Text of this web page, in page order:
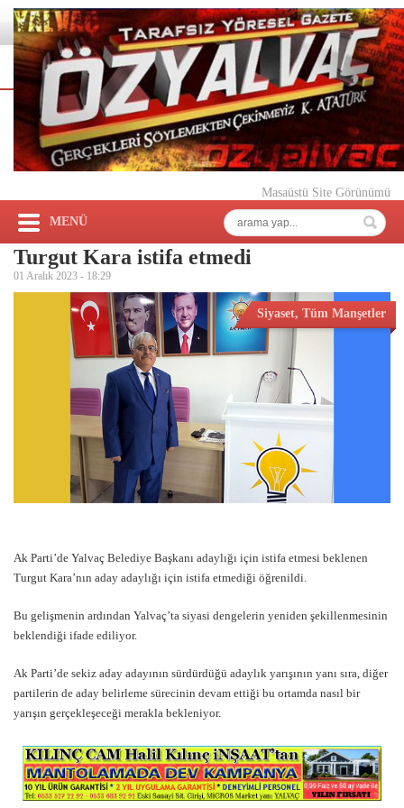
Masaüstü Site Görünümü
MENÜ
Turgut Kara istifa etmedi
01 Aralık 2023 - 18:29
Siyaset, Tüm Manşetler
Ak Parti’de Yalvaç Belediye Başkanı adaylığı için istifa etmesi beklenen
Turgut Kara’nın aday adaylığı için istifa etmediği öğrenildi.
Bu gelişmenin ardından Yalvaç’ta siyasi dengelerin yeniden şekillenmesinin
beklendiği ifade ediliyor.
Ak Parti’de sekiz aday adayının sürdürdüğü adaylık yarışının yanı sıra, diğer
partilerin de aday belirleme sürecinin devam ettiği bu ortamda nasıl bir
yarışın gerçekleşeceği merakla bekleniyor.